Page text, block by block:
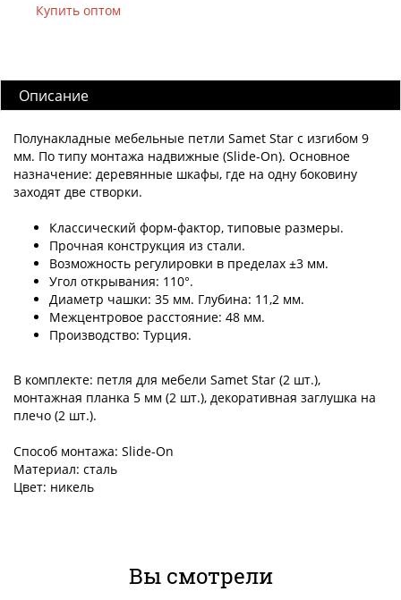
Купить оптом
Описание
Полунакладные мебельные петли Samet Star с изгибом 9
мм. По типу монтажа надвижные (Slide-On). Основное
назначение: деревянные шкафы, где на одну боковину
заходят две створки.
Классический форм-фактор, типовые размеры.
Прочная конструкция из стали.
Возможность регулировки в пределах ±3 мм.
Угол открывания: 110°.
Диаметр чашки: 35 мм. Глубина: 11,2 мм.
Межцентровое расстояние: 48 мм.
Производство: Турция.
В комплекте: петля для мебели Samet Star (2 шт.),
монтажная планка 5 мм (2 шт.), декоративная заглушка на
плечо (2 шт.).
Способ монтажа: Slide-On
Материал: сталь
Цвет: никель
Вы смотрели